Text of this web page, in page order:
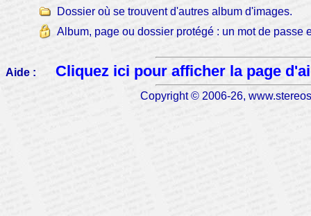
Dossier où se trouvent d'autres album d'images.
Album, page ou dossier protégé : un mot de passe
Aide : Cliquez ici pour afficher la page
Copyright © 2006-26,